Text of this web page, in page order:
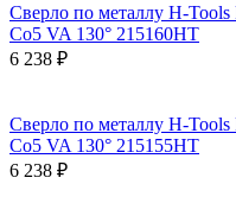
Сверло по металлу H-
Co5 VA 130° 215160HT
6 238 ₽
Сверло по металлу H-
Co5 VA 130° 215155HT
6 238 ₽